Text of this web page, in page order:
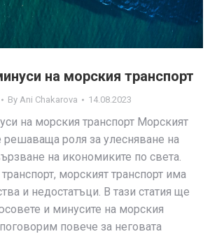
на морския транспорт
By Ani Chakarova 14.08.2023
на морския транспорт Морският
решаваща роля за улесняване на
на икономиките по света.
морският транспорт има
и недостатъци. В тази статия ще
и минусите на морския
повече за неговата